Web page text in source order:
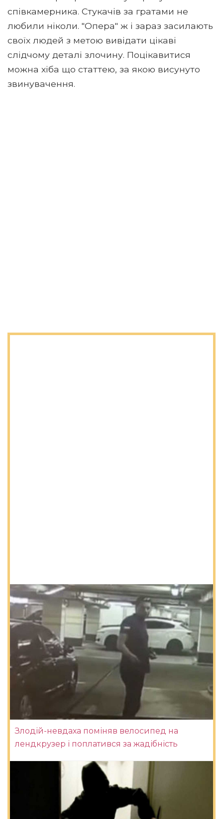
співкамерника. Стукачів за гратами не
любили ніколи. "Опера" ж і зараз засилають
своїх людей з метою вивідати цікаві
слідчому деталі злочину. Поцікавитися
можна хіба що статтею, за якою висунуто
звинувачення.
Злодій-невдаха поміняв велосипед на
лендкрузер і поплатився за жадібність